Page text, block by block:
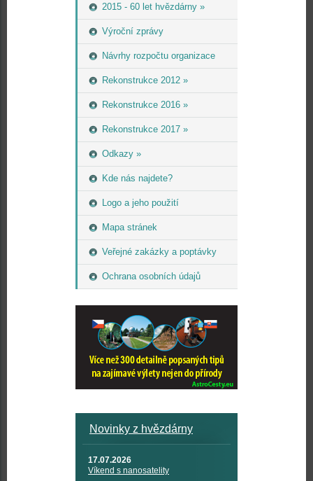
2015 - 60 let hvězdárny »
Výroční zprávy
Návrhy rozpočtu organizace
Rekonstrukce 2012 »
Rekonstrukce 2016 »
Rekonstrukce 2017 »
Odkazy »
Kde nás najdete?
Logo a jeho použití
Mapa stránek
Veřejné zakázky a poptávky
Ochrana osobních údajů
Novinky z hvězdárny
17.07.2026
Víkend s nanosatelity